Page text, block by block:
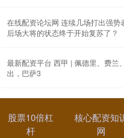
在线配资论坛网 连续几场打出强势
后场大将的状态终于开始复苏了？
最新配资平台 西甲 | 佩德里、费兰
出，巴萨3
股票10倍杠
杆
核心配资知
网